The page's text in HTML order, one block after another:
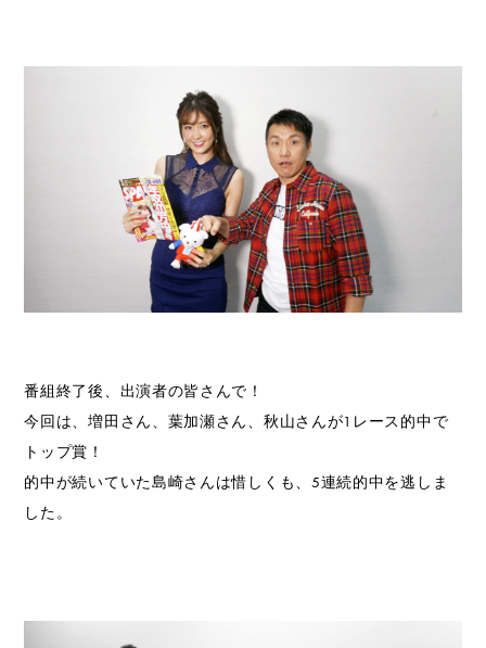
番組終了後、出演者の皆さんで！
今回は、増田さん、葉加瀬さん、秋山さんが1レース的中で
トップ賞！
的中が続いていた島崎さんは惜しくも、5連続的中を逃しま
した。